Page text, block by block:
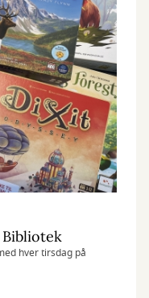
hver tirsdag på